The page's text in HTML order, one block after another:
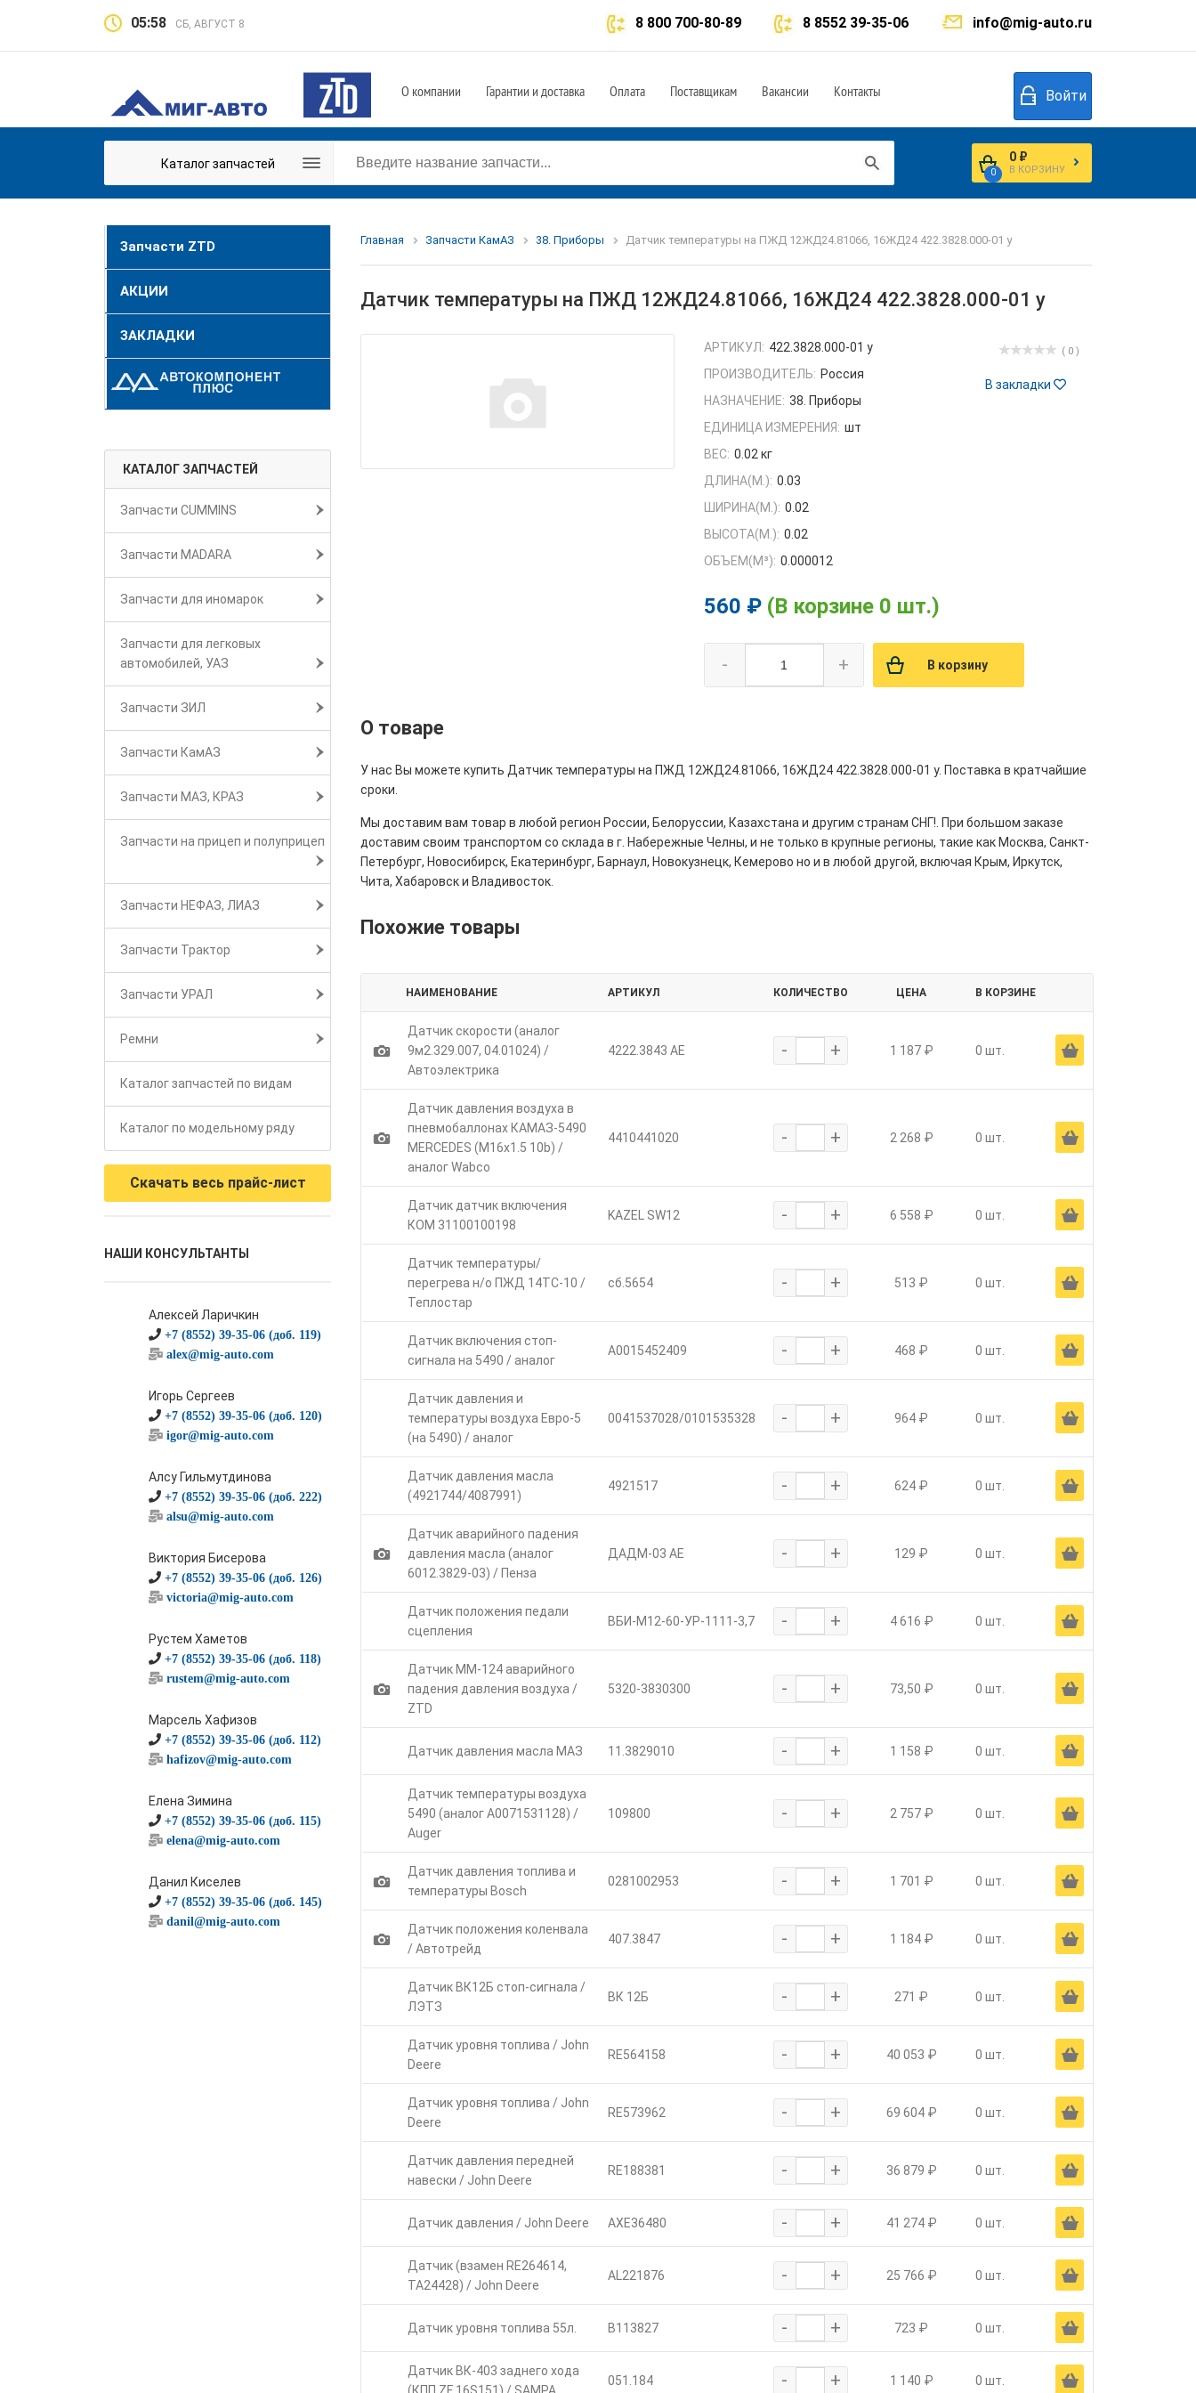
05:58 СБ, АВГУСТ 8 info@mig-auto.ru
8 8552 39-35-06
8 800 700-80-89
О компании Гарантии и доставка Оплата Поставщикам Вакансии Контакты Войти
Каталог запчастей
0
0 ₽
В КОРЗИНУ
Запчасти ZTD
АКЦИИ
ЗАКЛАДКИ
КАТАЛОГ ЗАПЧАСТЕЙ
Запчасти CUMMINS
Запчасти MADARA
Запчасти для иномарок
Запчасти для легковых
автомобилей, УАЗ
Запчасти ЗИЛ
Запчасти КамАЗ
Запчасти МАЗ, КРАЗ
Запчасти на прицеп и полуприцеп
Запчасти НЕФАЗ, ЛИАЗ
Запчасти Трактор
Запчасти УРАЛ
Ремни
Каталог запчастей по видам
Каталог по модельному ряду
Скачать весь прайс-лист
НАШИ КОНСУЛЬТАНТЫ
Алексей Ларичкин
+7 (8552) 39-35-06 (доб. 119)
alex@mig-auto.com
Игорь Сергеев
+7 (8552) 39-35-06 (доб. 120)
igor@mig-auto.com
Алсу Гильмутдинова
+7 (8552) 39-35-06 (доб. 222)
alsu@mig-auto.com
Виктория Бисерова
+7 (8552) 39-35-06 (доб. 126)
victoria@mig-auto.com
Рустем Хаметов
+7 (8552) 39-35-06 (доб. 118)
rustem@mig-auto.com
Марсель Хафизов
+7 (8552) 39-35-06 (доб. 112)
hafizov@mig-auto.com
Елена Зимина
+7 (8552) 39-35-06 (доб. 115)
elena@mig-auto.com
Данил Киселев
+7 (8552) 39-35-06 (доб. 145)
danil@mig-auto.com
Главная Запчасти КамАЗ 38. Приборы Датчик температуры на ПЖД 12ЖД24.81066, 16ЖД24 422.3828.000-01 у
Датчик температуры на ПЖД 12ЖД24.81066, 16ЖД24 422.3828.000-01 у
( 0 )
В закладки
АРТИКУЛ: 422.3828.000-01 у
ПРОИЗВОДИТЕЛЬ: Россия
НАЗНАЧЕНИЕ: 38. Приборы
ЕДИНИЦА ИЗМЕРЕНИЯ: шт
ВЕС: 0.02 кг
ДЛИНА(М.): 0.03
ШИРИНА(М.): 0.02
ВЫСОТА(М.): 0.02
ОБЪЕМ(M³): 0.000012
560 ₽ (В корзине 0 шт.)
- + В корзину
О товаре
У нас Вы можете купить Датчик температуры на ПЖД 12ЖД24.81066, 16ЖД24 422.3828.000-01 у. Поставка в кратчайшие
сроки.
Мы доставим вам товар в любой регион России, Белоруссии, Казахстана и другим странам СНГ!. При большом заказе
доставим своим транспортом со склада в г. Набережные Челны, и не только в крупные регионы, такие как Москва, Санкт-
Петербург, Новосибирск, Екатеринбург, Барнаул, Новокузнецк, Кемерово но и в любой другой, включая Крым, Иркутск,
Чита, Хабаровск и Владивосток.
Похожие товары
НАИМЕНОВАНИЕ АРТИКУЛ КОЛИЧЕСТВО ЦЕНА В КОРЗИНЕ
1
Датчик скорости (аналог
9м2.329.007, 04.01024) /
Автоэлектрика
4222.3843 АЕ - + 1 187 ₽ 0 шт. Ä
1
Датчик давления воздуха в
пневмобаллонах КАМАЗ-5490
MERCEDES (M16х1.5 10b) /
аналог Wabco
4410441020 - + 2 268 ₽ 0 шт. Ä
Датчик датчик включения
КОМ 31100100198
KAZEL SW12 - + 6 558 ₽ 0 шт. Ä
Датчик температуры/
перегрева н/о ПЖД 14ТС-10 /
Теплостар
сб.5654 - + 513 ₽ 0 шт. Ä
Датчик включения стоп-
сигнала на 5490 / аналог
A0015452409 - + 468 ₽ 0 шт. Ä
Датчик давления и
температуры воздуха Евро-5
(на 5490) / аналог
0041537028/0101535328 - + 964 ₽ 0 шт. Ä
Датчик давления масла
(4921744/4087991)
4921517 - + 624 ₽ 0 шт. Ä
1
Датчик аварийного падения
давления масла (аналог
6012.3829-03) / Пенза
ДАДМ-03 АЕ - + 129 ₽ 0 шт. Ä
Датчик положения педали
сцепления
ВБИ-М12-60-УР-1111-3,7 - + 4 616 ₽ 0 шт. Ä
1
Датчик ММ-124 аварийного
падения давления воздуха /
ZTD
5320-3830300 - + 73,50 ₽ 0 шт. Ä
Датчик давления масла МАЗ 11.3829010 - + 1 158 ₽ 0 шт. Ä
Датчик температуры воздуха
5490 (аналог A0071531128) /
Auger
109800 - + 2 757 ₽ 0 шт. Ä
1
Датчик давления топлива и
температуры Bosch
0281002953 - + 1 701 ₽ 0 шт. Ä
1
Датчик положения коленвала
/ Автотрейд
407.3847 - + 1 184 ₽ 0 шт. Ä
Датчик ВК12Б стоп-сигнала /
ЛЭТЗ
ВК 12Б - + 271 ₽ 0 шт. Ä
Датчик уровня топлива / John
Deere
RE564158 - + 40 053 ₽ 0 шт. Ä
Датчик уровня топлива / John
Deere
RE573962 - + 69 604 ₽ 0 шт. Ä
Датчик давления передней
навески / John Deere
RE188381 - + 36 879 ₽ 0 шт. Ä
Датчик давления / John Deere AXE36480 - + 41 274 ₽ 0 шт. Ä
Датчик (взамен RE264614,
TA24428) / John Deere
AL221876 - + 25 766 ₽ 0 шт. Ä
Датчик уровня топлива 55л. В113827 - + 723 ₽ 0 шт. Ä
Датчик ВК-403 заднего хода
051.184 - + 1 140 ₽ 0 шт. Ä